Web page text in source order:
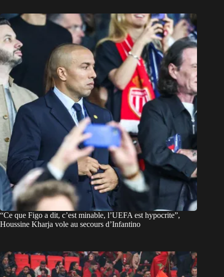
“Ce que Figo a dit, c’est minable, l’UEFA est hypocrite”,
Houssine Kharja vole au secours d’Infantino